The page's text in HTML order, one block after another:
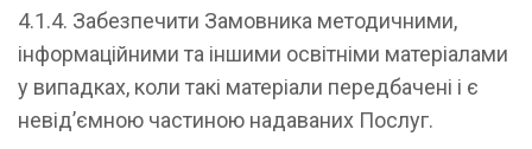
4.1.4. Забезпечити Замовника методичними,
інформаційними та іншими освітніми матеріалами
у випадках, коли такі матеріали передбачені і є
невід’ємною частиною надаваних Послуг.